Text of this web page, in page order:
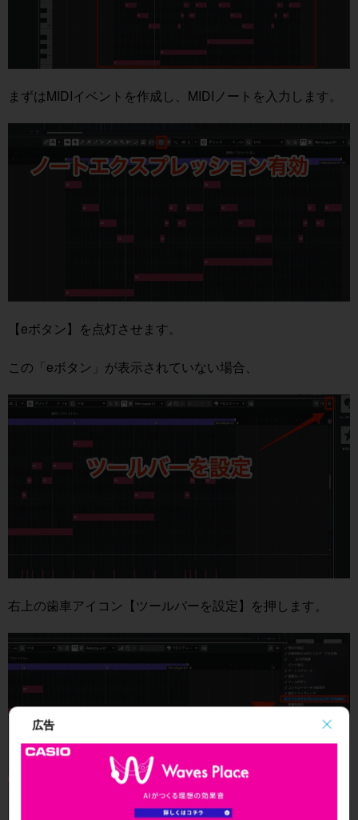
広告
まずはMIDIイベントを作成し、MIDIノートを入力します。
【eボタン】を点灯させます。
この「eボタン」が表示されていない場合、
右上の歯車アイコン【ツールバーを設定】を押します。